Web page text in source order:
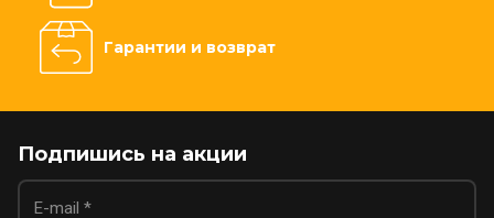
Гарантии и возврат
Подпишись на акции